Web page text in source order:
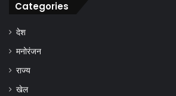
Categories
देश
मनोरंजन
राज्य
खेल